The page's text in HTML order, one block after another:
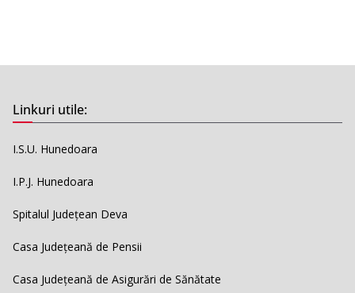
Linkuri utile:
I.S.U. Hunedoara
I.P.J. Hunedoara
Spitalul Județean Deva
Casa Județeană de Pensii
Casa Județeană de Asigurări de Sănătate